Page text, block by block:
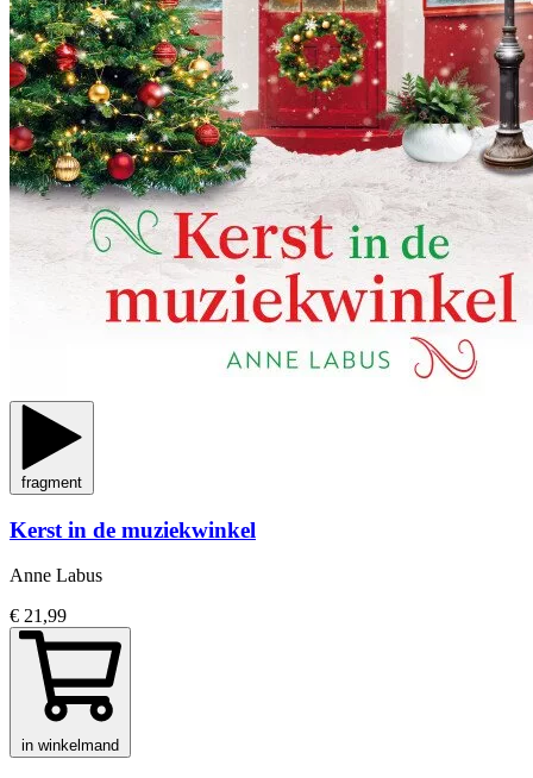
fragment
Kerst in de muziekwinkel
Anne Labus
€ 21,99
in winkelmand